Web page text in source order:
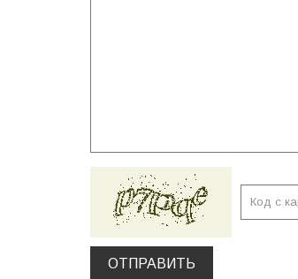
ОТПРАВИТЬ